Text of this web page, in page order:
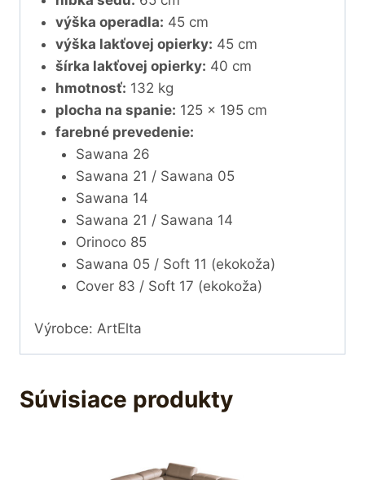
výška operadla: 45 cm
výška lakťovej opierky: 45 cm
šírka lakťovej opierky: 40 cm
hmotnosť: 132 kg
plocha na spanie: 125 x 195 cm
farebné prevedenie:
Sawana 26
Sawana 21 / Sawana 05
Sawana 14
Sawana 21 / Sawana 14
Orinoco 85
Sawana 05 / Soft 11 (ekokoža)
Cover 83 / Soft 17 (ekokoža)
Výrobce: ArtElta
Súvisiace produkty